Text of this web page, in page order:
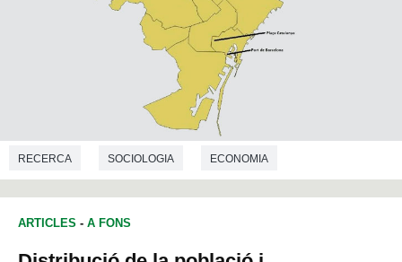
RECERCA SOCIOLOGIA ECONOMIA
DEMOGRAFIA
ARTICLES - A FONS